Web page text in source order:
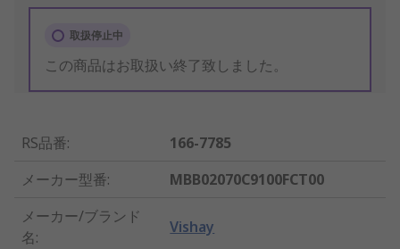
取扱停止中
この商品はお取扱い終了致しました。
RS品番:
166-7785
メーカー型番:
MBB02070C9100FCT00
メーカー/ブランド
名:
Vishay